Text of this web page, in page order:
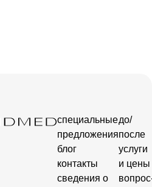
специальные
предложения
блог
контакты
сведения о
до/
после
услуги
и цены